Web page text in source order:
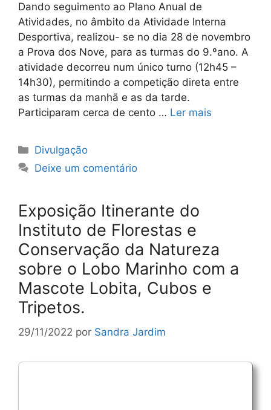
Dando seguimento ao Plano Anual de
Atividades, no âmbito da Atividade Interna
Desportiva, realizou- se no dia 28 de novembro
a Prova dos Nove, para as turmas do 9.ºano. A
atividade decorreu num único turno (12h45 –
14h30), permitindo a competição direta entre
as turmas da manhã e as da tarde.
Participaram cerca de cento … Ler mais
Categorias
Divulgação
Deixe um comentário
Exposição Itinerante do
Instituto de Florestas e
Conservação da Natureza
sobre o Lobo Marinho com a
Mascote Lobita, Cubos e
Tripetos.
29/11/2022 por Sandra Jardim